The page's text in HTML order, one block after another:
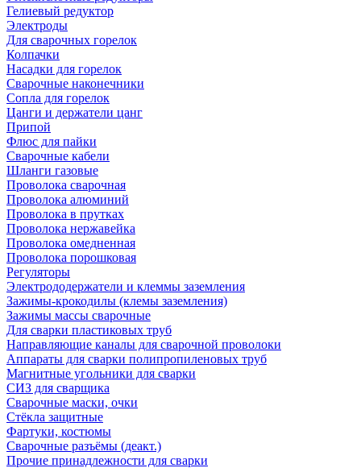
Гелиевый редуктор
Электроды
Для сварочных горелок
Колпачки
Насадки для горелок
Сварочные наконечники
Сопла для горелок
Цанги и держатели цанг
Припой
Флюс для пайки
Сварочные кабели
Шланги газовые
Проволока сварочная
Проволока алюминий
Проволока в прутках
Проволока нержавейка
Проволока омедненная
Проволока порошковая
Регуляторы
Электрододержатели и клеммы заземления
Зажимы-крокодилы (клемы заземления)
Зажимы массы сварочные
Для сварки пластиковых труб
Направляющие каналы для сварочной проволоки
Аппараты для сварки полипропиленовых труб
Магнитные угольники для сварки
СИЗ для сварщика
Сварочные маски, очки
Стёкла защитные
Фартуки, костюмы
Сварочные разъёмы (деакт.)
Прочие принадлежности для сварки